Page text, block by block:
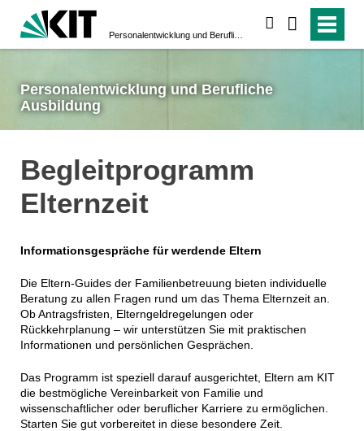
Personalentwicklung und Berufliche
Ausbildung
Begleitprogramm
Elternzeit
Informationsgespräche für werdende Eltern
Die Eltern-Guides der Familienbetreuung bieten individuelle
Beratung zu allen Fragen rund um das Thema Elternzeit an.
Ob Antragsfristen, Elterngeldregelungen oder
Rückkehrplanung – wir unterstützen Sie mit praktischen
Informationen und persönlichen Gesprächen.
Das Programm ist speziell darauf ausgerichtet, Eltern am KIT
die bestmögliche Vereinbarkeit von Familie und
wissenschaftlicher oder beruflicher Karriere zu ermöglichen.
Starten Sie gut vorbereitet in diese besondere Zeit.